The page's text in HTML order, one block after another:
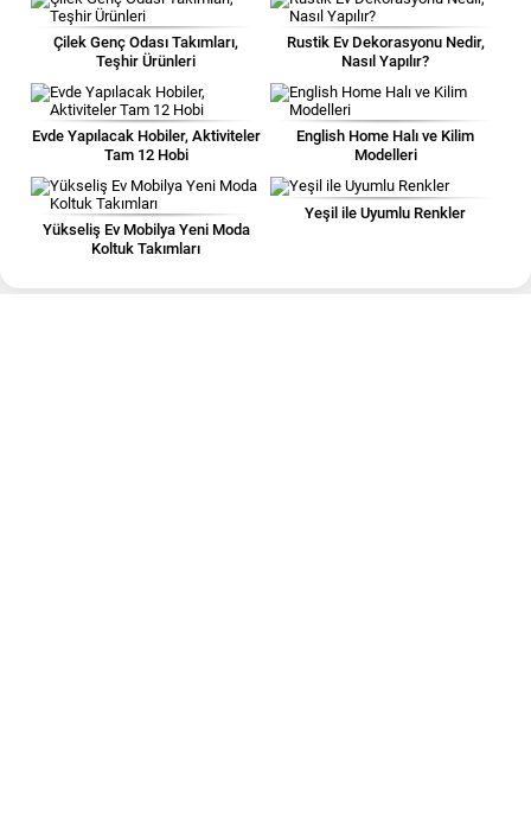
Çilek Genç Odası Takımları,
Teşhir Ürünleri
Rustik Ev Dekorasyonu Nedir,
Nasıl Yapılır?
Evde Yapılacak Hobiler, Aktiviteler
Tam 12 Hobi
English Home Halı ve Kilim
Modelleri
Yükseliş Ev Mobilya Yeni Moda
Koltuk Takımları
Yeşil ile Uyumlu Renkler